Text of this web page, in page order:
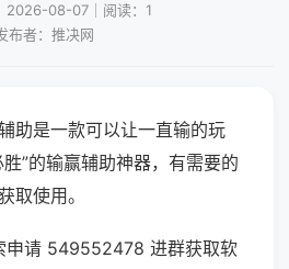
2026-08-07｜阅读：1
布者：推决网
助是一款可以让一直输的玩
”的输赢辅助神器，有需要的
取使用。
申请 549552478 进群获取软